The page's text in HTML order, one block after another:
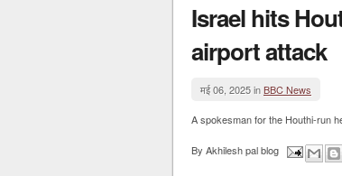
Israel hits
airport attack
मई 06, 2025 inBBC News
A spokesman for the Houthi-run
By Akhilesh pal blog